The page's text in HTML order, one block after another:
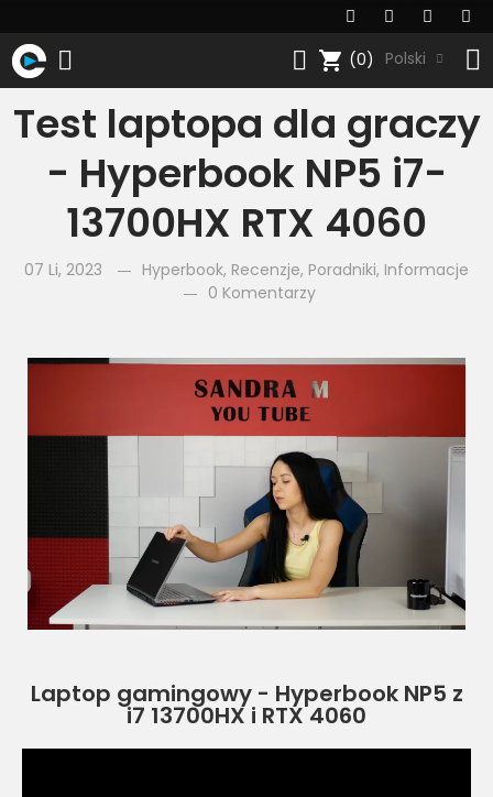
shopping_cart (0) Polski
Test laptopa dla graczy
- Hyperbook NP5 i7-
13700HX RTX 4060
07 Li, 2023 Hyperbook, Recenzje, Poradniki, Informacje
0 Komentarzy
Laptop gamingowy - Hyperbook NP5 z
i7 13700HX i RTX 4060